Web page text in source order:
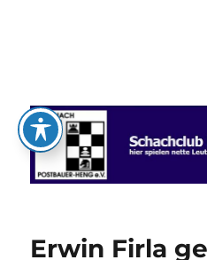
Schachclub
Erwin Firla